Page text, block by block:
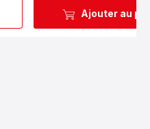
Ajouter au